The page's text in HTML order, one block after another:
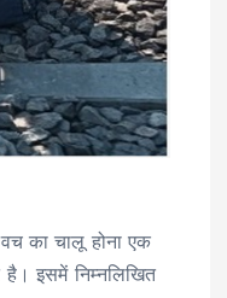
का चालू होना एक
है। इसमें निम्नलिखित